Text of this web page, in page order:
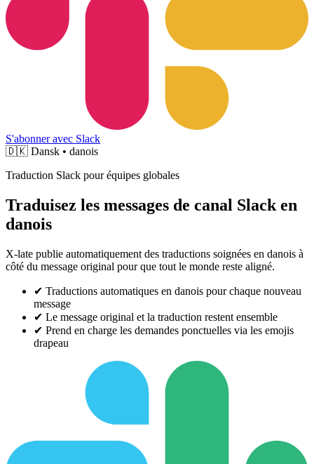
S'abonner avec Slack
🇩🇰 Dansk • danois
Traduction Slack pour équipes globales
Traduisez les messages de canal Slack en
danois
X-late publie automatiquement des traductions soignées en danois à
côté du message original pour que tout le monde reste aligné.
✔ Traductions automatiques en danois pour chaque nouveau
message
✔ Le message original et la traduction restent ensemble
✔ Prend en charge les demandes ponctuelles via les emojis
drapeau